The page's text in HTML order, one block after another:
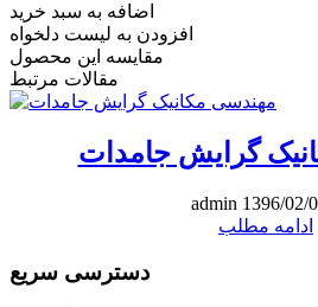
اضافه به سبد خرید
افزودن به لیست دلخواه
مقایسه این محصول
مقالات مرتبط
گرایش جامدات
admin 1396/02/
ادامه مطلب
دسترسی سریع